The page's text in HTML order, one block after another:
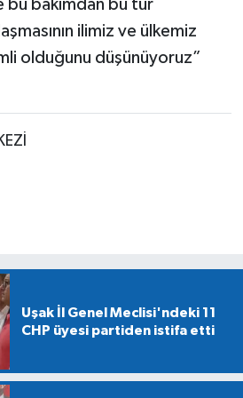
bu bakımdan bu tür
ilimiz ve ülkemiz
olduğunu düşünüyoruz”
Uşak İl Genel Meclisi'ndeki 11
CHP üyesi partiden istifa etti